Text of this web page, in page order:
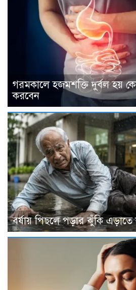
গরমকালে হজমশক্তি দুর্বল হয়
করবেন
বর্ষায় পিছলে পড়ার ঝুঁকি